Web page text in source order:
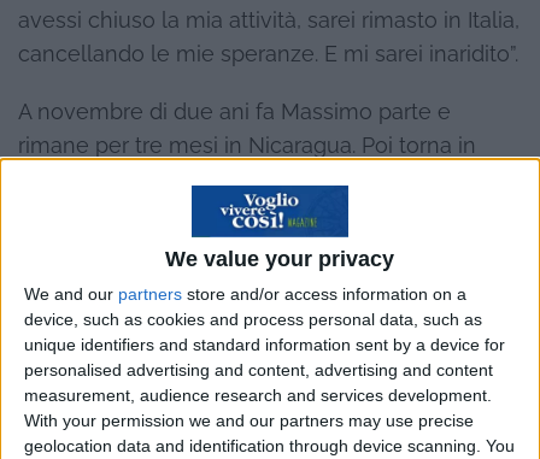
We value your privacy
We and our partners store and/or access information on a
device, such as cookies and process personal data, such as
unique identifiers and standard information sent by a device for
personalised advertising and content, advertising and content
measurement, audience research and services development.
With your permission we and our partners may use precise
geolocation data and identification through device scanning. You
avessi chiuso la mia attività, sarei rimasto in Italia,
cancellando le mie speranze. E mi sarei inaridito”.
A novembre di due ani fa Massimo parte e
rimane per tre mesi in Nicaragua. Poi torna in
maggio scorso vive aSan Juan del Sur
proprietario di un negozio di abbigliamento